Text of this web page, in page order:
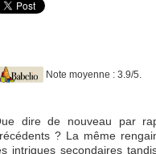
Note moyenne : 3.9/5.
dire de nouveau par
? La même
intrigues secondaires